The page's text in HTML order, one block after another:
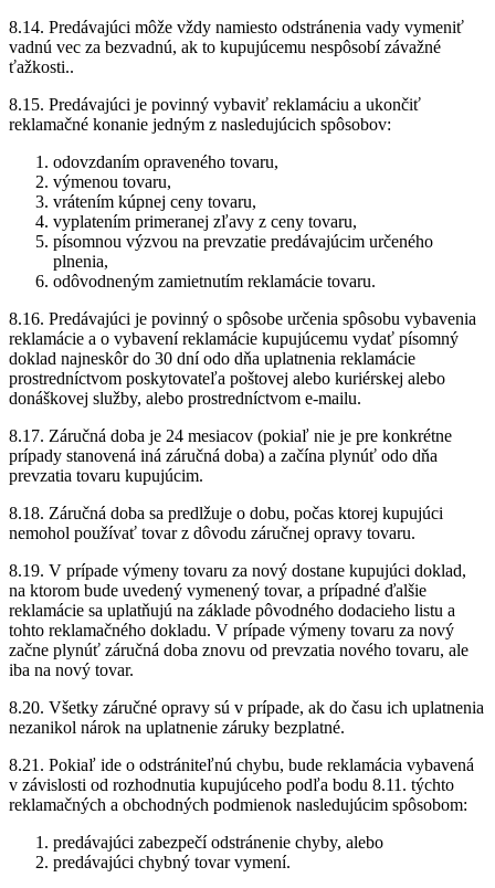
8.14. Predávajúci môže vždy namiesto odstránenia vady vymeniť
vadnú vec za bezvadnú, ak to kupujúcemu nespôsobí závažné
ťažkosti..
8.15. Predávajúci je povinný vybaviť reklamáciu a ukončiť
reklamačné konanie jedným z nasledujúcich spôsobov:
odovzdaním opraveného tovaru,
výmenou tovaru,
vrátením kúpnej ceny tovaru,
vyplatením primeranej zľavy z ceny tovaru,
písomnou výzvou na prevzatie predávajúcim určeného
plnenia,
odôvodneným zamietnutím reklamácie tovaru.
8.16. Predávajúci je povinný o spôsobe určenia spôsobu vybavenia
reklamácie a o vybavení reklamácie kupujúcemu vydať písomný
doklad najneskôr do 30 dní odo dňa uplatnenia reklamácie
prostredníctvom poskytovateľa poštovej alebo kuriérskej alebo
donáškovej služby, alebo prostredníctvom e-mailu.
8.17. Záručná doba je 24 mesiacov (pokiaľ nie je pre konkrétne
prípady stanovená iná záručná doba) a začína plynúť odo dňa
prevzatia tovaru kupujúcim.
8.18. Záručná doba sa predlžuje o dobu, počas ktorej kupujúci
nemohol používať tovar z dôvodu záručnej opravy tovaru.
8.19. V prípade výmeny tovaru za nový dostane kupujúci doklad,
na ktorom bude uvedený vymenený tovar, a prípadné ďalšie
reklamácie sa uplatňujú na základe pôvodného dodacieho listu a
tohto reklamačného dokladu. V prípade výmeny tovaru za nový
začne plynúť záručná doba znovu od prevzatia nového tovaru, ale
iba na nový tovar.
8.20. Všetky záručné opravy sú v prípade, ak do času ich uplatnenia
nezanikol nárok na uplatnenie záruky bezplatné.
8.21. Pokiaľ ide o odstrániteľnú chybu, bude reklamácia vybavená
v závislosti od rozhodnutia kupujúceho podľa bodu 8.11. týchto
reklamačných a obchodných podmienok nasledujúcim spôsobom:
predávajúci zabezpečí odstránenie chyby, alebo
predávajúci chybný tovar vymení.